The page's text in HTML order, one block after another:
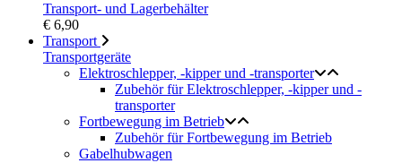
Transport- und Lagerbehälter
€ 6,90
Transport
Transportgeräte
Elektroschlepper, -kipper und -transporter
Zubehör für Elektroschlepper, -kipper und -
transporter
Fortbewegung im Betrieb
Zubehör für Fortbewegung im Betrieb
Gabelhubwagen